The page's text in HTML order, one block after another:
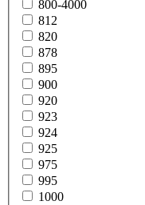
800-4000
812
820
878
895
900
920
923
924
925
975
995
1000